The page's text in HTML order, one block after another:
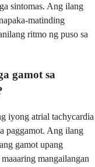
sintomas. Ang ilang
matinding
ritmo ng puso sa
gamot sa
iyong atrial tachycardia
paggamot. Ang ilang
gamot upang
mangailangan